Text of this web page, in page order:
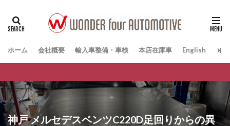
ホーム 会社概要 輸入車整備・車検 本店在庫車 English
神戸 メルセデスベンツC220D足回りからの異